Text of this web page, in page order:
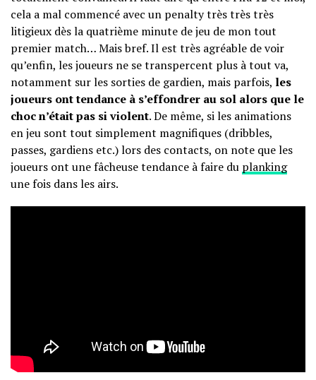
cela a mal commencé avec un penalty très très très
litigieux dès la quatrième minute de jeu de mon tout
premier match… Mais bref. Il est très agréable de voir
qu’enfin, les joueurs ne se transpercent plus à tout va,
notamment sur les sorties de gardien, mais parfois, les
joueurs ont tendance à s’effondrer au sol alors que le
choc n’était pas si violent. De même, si les animations
en jeu sont tout simplement magnifiques (dribbles,
passes, gardiens etc.) lors des contacts, on note que les
joueurs ont une fâcheuse tendance à faire du planking
une fois dans les airs.